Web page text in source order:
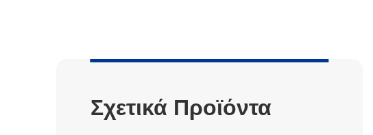
Σχετικά Προϊόντα